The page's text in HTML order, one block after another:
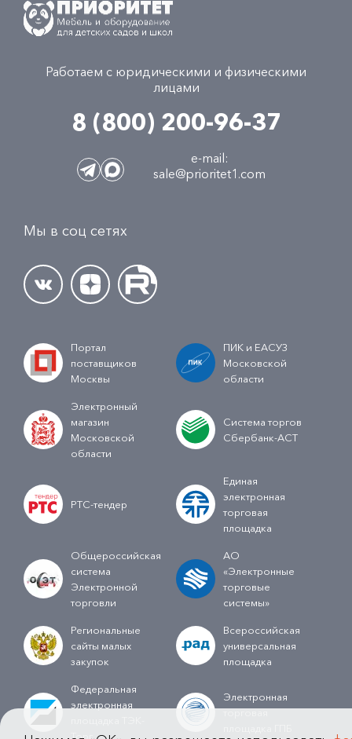
Работаем с юридическими и физическими
лицами
8 (800) 200-96-37
e-mail:
sale@prioritet1.com
Мы в соц сетях
Портал
поставщиков
Москвы
ПИК и ЕАСУЗ
Московской
области
Электронный
магазин
Московской
области
Система торгов
Сбербанк-АСТ
РТС-тендер
Единая
электронная
торговая
площадка
Общероссийская
система
Электронной
торговли
АО
«Электронные
торговые
системы»
Региональные
сайты малых
закупок
Всероссийская
универсальная
площадка
Федеральная
электронная
Торг
Электронная
торговая